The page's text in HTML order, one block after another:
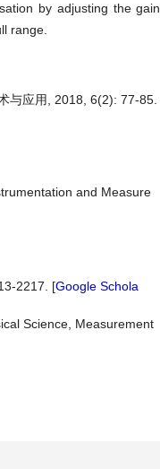
by adjusting the gain
range.
与应用, 2018, 6(2): 77-85.
and Measure
2217. [Google Schola
Science, Measurement